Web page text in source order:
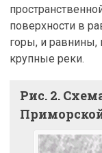
поверхности в
горы, и равнины,
крупные реки.
Рис. 2.